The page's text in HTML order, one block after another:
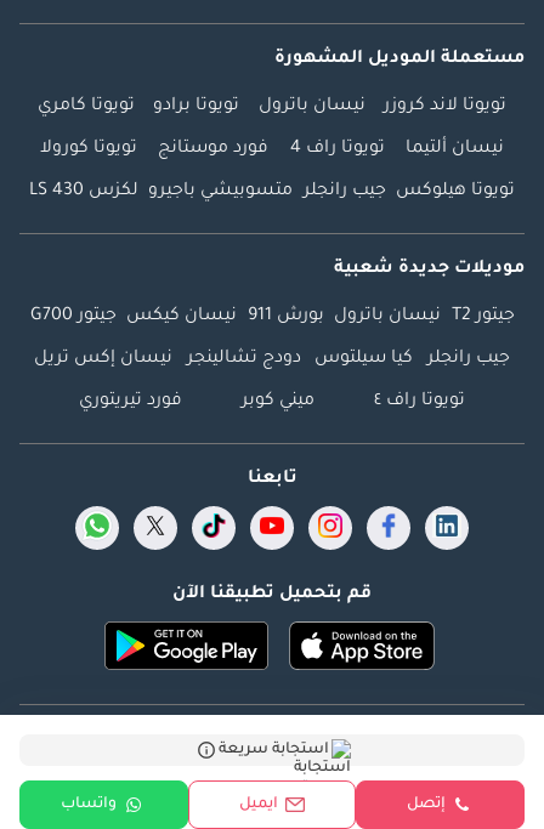
استجابة سريعة
إتصل ايميل واتساب
مستعملة الموديل المشهورة
تويوتا لاند كروزر نيسان باترول تويوتا برادو تويوتا كامري
نيسان ألتيما تويوتا راف 4 فورد موستانج تويوتا كورولا
تويوتا هيلوكس جيب رانجلر متسوبيشي باجيرو لكزس LS 430
موديلات جديدة شعبية
جيتور T2 نيسان باترول بورش 911 نيسان كيكس جيتور G700
جيب رانجلر كيا سيلتوس دودج تشالينجر نيسان إكس تريل
تويوتا راف ٤ ميني كوبر فورد تيريتوري
تابعنا
قم بتحميل تطبيقنا الآن
Dubicars.com @ 2026. جميع الحقوق محفوظة.
العنوان: 2114 ، برج شذى ، المدينة الإعلامية ، دبي ، الإمارات